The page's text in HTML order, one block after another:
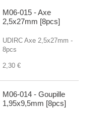
M06-015 - Axe
2,5x27mm [8pcs]
UDIRC Axe 2,5x27mm -
8pcs
2,30 €
M06-014 - Goupille
1,95x9,5mm [8pcs]